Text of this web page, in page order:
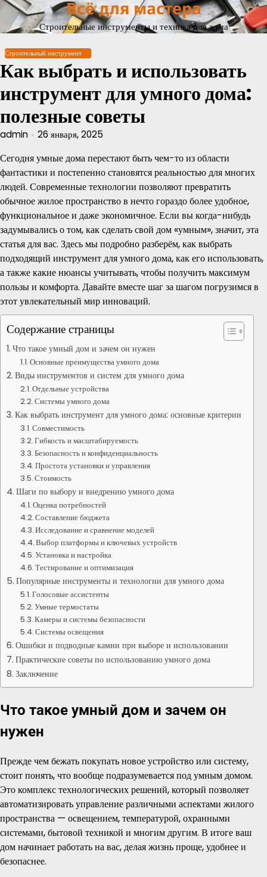
Перейти
содержимому
Всё для мастера
Строительные инструменты и техника для дома
Строительный инструмент
Как выбрать и использовать
инструмент для умного дома:
полезные советы
admin 26 января, 2025
Сегодня умные дома перестают быть чем-то из области
фантастики и постепенно становятся реальностью для многих
людей. Современные технологии позволяют превратить
обычное жилое пространство в нечто гораздо более удобное,
функциональное и даже экономичное. Если вы когда-нибудь
задумывались о том, как сделать свой дом «умным», значит, эта
статья для вас. Здесь мы подробно разберём, как выбрать
подходящий инструмент для умного дома, как его использовать,
а также какие нюансы учитывать, чтобы получить максимум
пользы и комфорта. Давайте вместе шаг за шагом погрузимся в
этот увлекательный мир инноваций.
Содержание страницы
Что такое умный дом и зачем он нужен
Основные преимущества умного дома
Виды инструментов и систем для умного дома
Отдельные устройства
Системы умного дома
Как выбрать инструмент для умного дома: основные критерии
Совместимость
Гибкость и масштабируемость
Безопасность и конфиденциальность
Простота установки и управления
Стоимость
Шаги по выбору и внедрению умного дома
Оценка потребностей
Составление бюджета
Исследование и сравнение моделей
Выбор платформы и ключевых устройств
Установка и настройка
Тестирование и оптимизация
Популярные инструменты и технологии для умного дома
Голосовые ассистенты
Умные термостаты
Камеры и системы безопасности
Системы освещения
Ошибки и подводные камни при выборе и использовании
Практические советы по использованию умного дома
Заключение
Что такое умный дом и зачем он
нужен
Прежде чем бежать покупать новое устройство или систему,
стоит понять, что вообще подразумевается под умным домом.
Это комплекс технологических решений, который позволяет
автоматизировать управление различными аспектами жилого
пространства — освещением, температурой, охранными
системами, бытовой техникой и многим другим. В итоге ваш
дом начинает работать на вас, делая жизнь проще, удобнее и
безопаснее.